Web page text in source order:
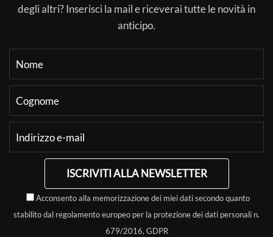
degli altri? Inserisci la mail e riceverai tutte le novità in
anticipo.
ISCRIVITI ALLA NEWSLETTER
Acconsento alla memorizzazione dei miei dati secondo quanto
stabilito dal regolamento europeo per la protezione dei dati personali n.
679/2016, GDPR